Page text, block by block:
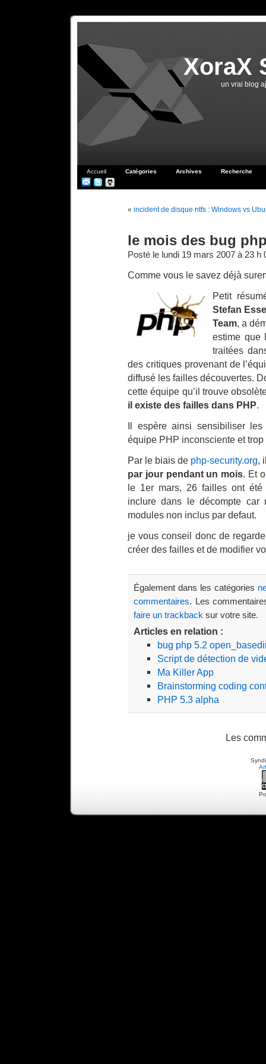
XoraX
un vrai blog
Accueil Catégories Archives Recherche
« incident de disque ntfs : Windows vs
le mois des bug
Posté le lundi 19 mars 2007 à 23 h
Comme vous le savez déjà
Petit
Stefan
Team, a
estime que
traitées
des critiques provenant de
diffusé les failles découvertes.
cette équipe qu’il trouve
il existe des failles dans PHP.
Il espère ainsi sensibiliser
équipe PHP inconsciente et trop
Par le biais de php-security.org,
par jour pendant un mois. Et
le 1er mars, 26 failles ont été
inclure dans le décompte car
modules non inclus par defaut.
je vous conseil donc de
créer des failles et de modifier
Également dans les catégories
commentaires. Les
faire un trackback sur votre site.
Articles en relation :
bug php 5.2
Script de détection de
Ma Killer App
Brainstorming coding
PHP 5.3 alpha
Les